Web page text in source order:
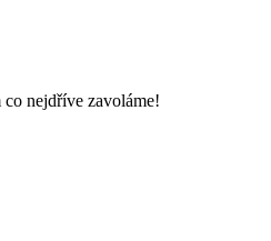
co nejdříve zavoláme!